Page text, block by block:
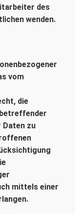
des
wenden.
vom
die
Daten zu
mittels einer